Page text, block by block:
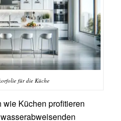
für die Küche
wie Küchen profitieren